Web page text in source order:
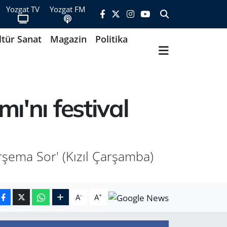
Yozgat TV Yozgat FM
Sanat Magazin
Politika
festival
Sor' (Kızıl Çarşamba)
A- A+